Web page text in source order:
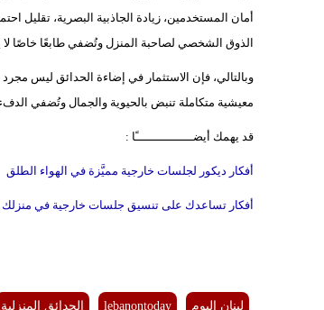
أمان المستخدمين، زيادة الجاذبية البصرية، تقليل
الذوق الشخصي لصاحبة المنزل وتُضفي طابعًا خاصًا لا
وبالتالي، فإن الاستثمار في إضاءة الحدائق ليس
معيشية متكاملة تنبض بالحيوية والجمال وتُضفي
قد يهمك أيضــــــــــــــــًا :
أفكار ديكور لجلسات خارجية مميَّزة في الهواء الطلق
أفكار تساعدك على تنسيق جلسات خارجية في منزلك
لبنان اليوم lebanontoday الحدائق المنزلية